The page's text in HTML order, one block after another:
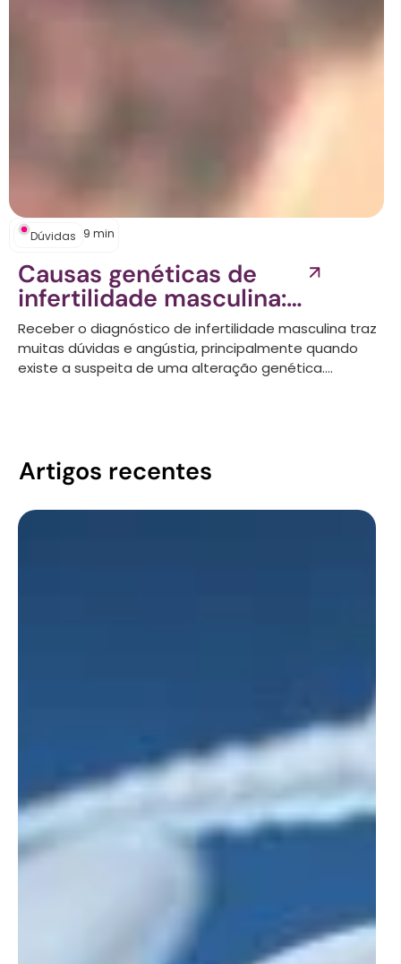
Dúvidas 9 min
Causas genéticas de
infertilidade masculina:
principais alterações e
tratamentos...
Receber o diagnóstico de infertilidade masculina traz
muitas dúvidas e angústia, principalmente quando
existe a suspeita de uma alteração genética....
Artigos recentes